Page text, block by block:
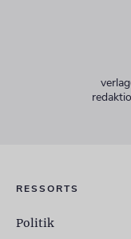
RESSORTS
Politik